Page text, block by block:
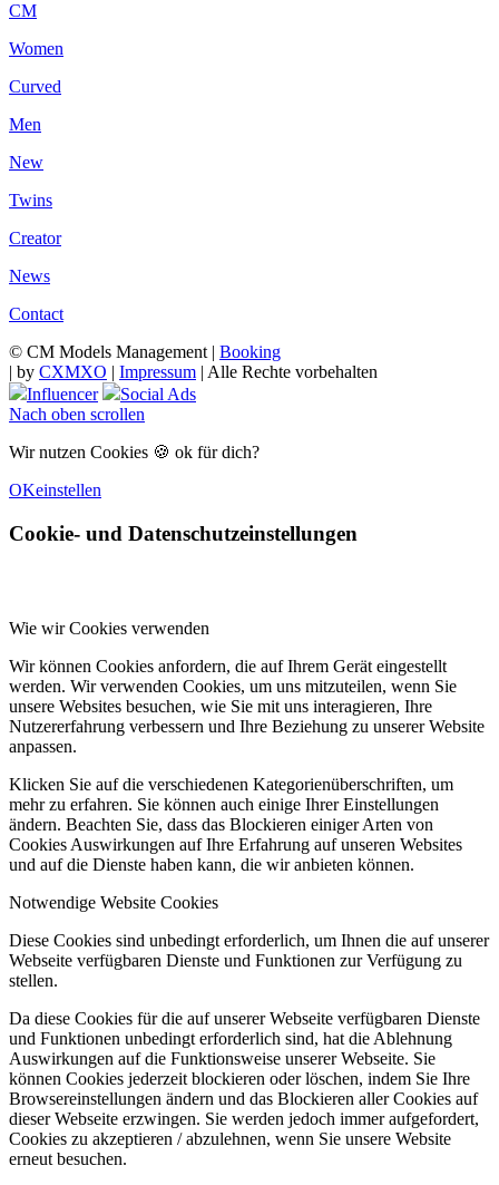
CM
Women
Curved
Men
New
Twins
Creator
News
Contact
© CM Models Management | Booking
| by CXMXO | Impressum | Alle Rechte vorbehalten
Influencer
Social Ads
Nach oben scrollen
Wir nutzen Cookies 🍪 ok für dich?
OKeinstellen
Cookie- und Datenschutzeinstellungen
Wie wir Cookies verwenden
Wir können Cookies anfordern, die auf Ihrem Gerät eingestellt
werden. Wir verwenden Cookies, um uns mitzuteilen, wenn Sie
unsere Websites besuchen, wie Sie mit uns interagieren, Ihre
Nutzererfahrung verbessern und Ihre Beziehung zu unserer Website
anpassen.
Klicken Sie auf die verschiedenen Kategorienüberschriften, um
mehr zu erfahren. Sie können auch einige Ihrer Einstellungen
ändern. Beachten Sie, dass das Blockieren einiger Arten von
Cookies Auswirkungen auf Ihre Erfahrung auf unseren Websites
und auf die Dienste haben kann, die wir anbieten können.
Notwendige Website Cookies
Diese Cookies sind unbedingt erforderlich, um Ihnen die auf unserer
Webseite verfügbaren Dienste und Funktionen zur Verfügung zu
stellen.
Da diese Cookies für die auf unserer Webseite verfügbaren Dienste
und Funktionen unbedingt erforderlich sind, hat die Ablehnung
Auswirkungen auf die Funktionsweise unserer Webseite. Sie
können Cookies jederzeit blockieren oder löschen, indem Sie Ihre
Browsereinstellungen ändern und das Blockieren aller Cookies auf
dieser Webseite erzwingen. Sie werden jedoch immer aufgefordert,
Cookies zu akzeptieren / abzulehnen, wenn Sie unsere Website
erneut besuchen.